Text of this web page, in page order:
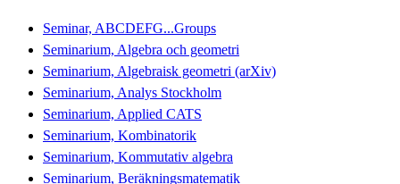
Seminar, ABCDEFG...Groups
Seminarium, Algebra och geometri
Seminarium, Algebraisk geometri (arXiv)
Seminarium, Analys Stockholm
Seminarium, Applied CATS
Seminarium, Kombinatorik
Seminarium, Kommutativ algebra
Seminarium, Beräkningsmatematik